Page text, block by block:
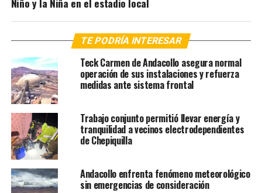
Niño y la Niña en el estadio local
TE PODRÍA INTERESAR
Teck Carmen de Andacollo asegura normal
operación de sus instalaciones y refuerza
medidas ante sistema frontal
Trabajo conjunto permitió llevar energía y
tranquilidad a vecinos electrodependientes
de Chepiquilla
Andacollo enfrenta fenómeno meteorológico
sin emergencias de consideración